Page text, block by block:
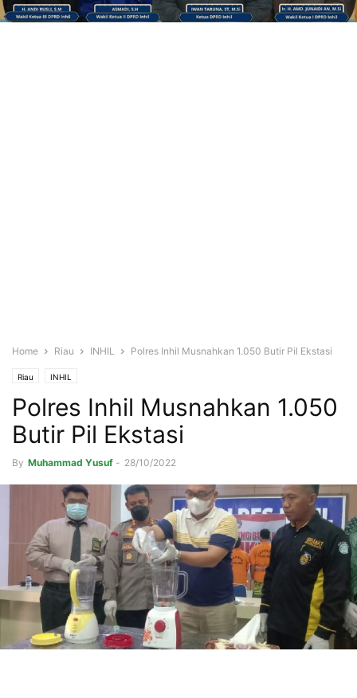
Home Riau INHIL Polres Inhil Musnahkan 1.050 Butir Pil Ekstasi
Riau INHIL
Polres Inhil Musnahkan 1.050
Butir Pil Ekstasi
By Muhammad Yusuf - 28/10/2022